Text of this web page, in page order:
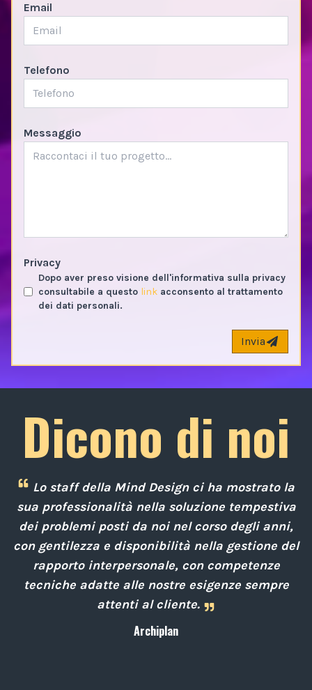
Email
Telefono
Messaggio
Privacy
Dopo aver preso visione dell'informativa sulla privacy
consultabile a questo link acconsento al trattamento
dei dati personali.
Invia
Dicono di noi
Lo staff della Mind Design ci ha mostrato la
sua professionalità nella soluzione tempestiva
dei problemi posti da noi nel corso degli anni,
con gentilezza e disponibilità nella gestione del
rapporto interpersonale, con competenze
tecniche adatte alle nostre esigenze sempre
attenti al cliente.
Archiplan